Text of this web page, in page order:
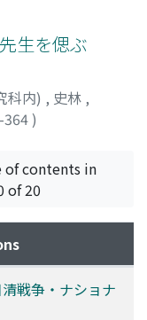
生を偲ぶ
科内) , 史林 ,
364)
of contents in
of 20
戦争・ナショナ